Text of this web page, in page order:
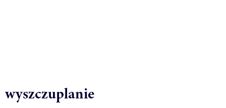
wyszczuplanie